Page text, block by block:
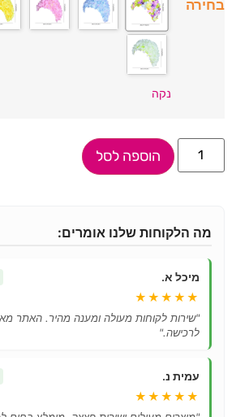
בחירה
נקה
הוספה לסל
מה הלקוחות שלנו אומרים:
מיכל א.
★★★★★
"שירות לקוחות מעולה ומענה מהיר. האתר
לרכישה."
עמית נ.
★★★★★